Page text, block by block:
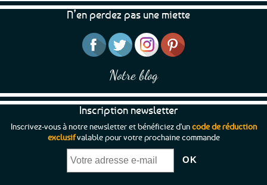
N’en perdez pas une miette
Notre blog
Inscription newsletter
Inscrivez-vous à notre newsletter et bénéficiez d'uncode de réduction
exclusifvalable pour votre prochaine commande